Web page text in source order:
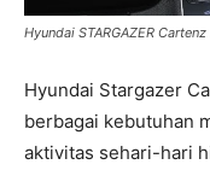
Hyundai STARGAZER
Hyundai Stargazer
berbagai kebutuhan
aktivitas sehari-hari